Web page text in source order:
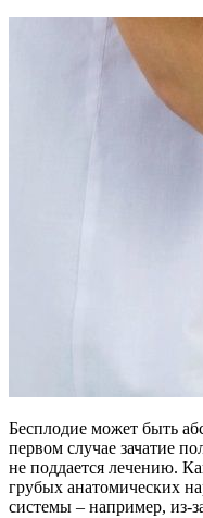
Бесплодие может быть
первом случае зачатие
не поддается лечению.
грубых анатомических
системы – например, из-